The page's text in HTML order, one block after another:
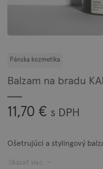
Balzam na bradu
11,70 € s DPH
Ošetrujúci a stylingový
Ukázať viac